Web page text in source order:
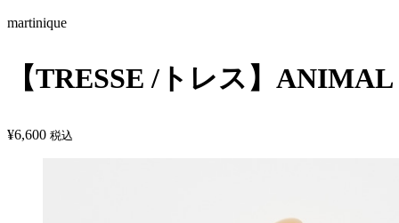
martinique
【TRESSE /トレス】
¥6,600 税込